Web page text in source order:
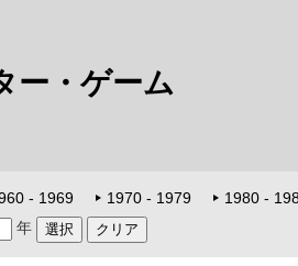
ー・ゲーム
- 1969 1970 - 1979
1980 -
年